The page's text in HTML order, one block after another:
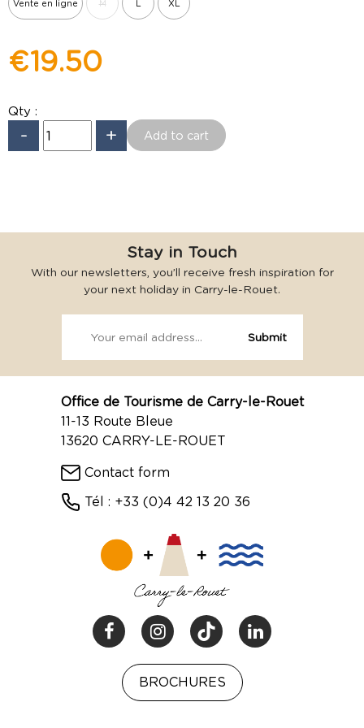
Vente en ligne M L XL
€19.50
Qty :
- +
Stay in Touch
With our newsletters, you’ll receive fresh inspiration for
your next holiday in Carry-le-Rouet.
Office de Tourisme de Carry-le-Rouet
11-13 Route Bleue
13620 CARRY-LE-ROUET
Contact form
Tél : +33 (0)4 42 13 20 36
BROCHURES